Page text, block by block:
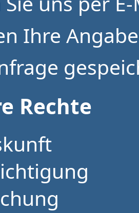
Ihre
Rechte